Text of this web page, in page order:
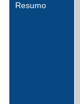
Resumo